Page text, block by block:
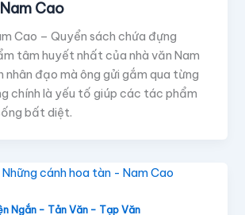
Cao
Cao – Quyển sách chứa đựng
tâm huyết nhất của nhà văn Nam
nhân đạo mà ông gửi gắm qua từng
chính là yếu tố giúp các tác phẩm
bất diệt.
Ngắn - Tản Văn - Tạp Văn